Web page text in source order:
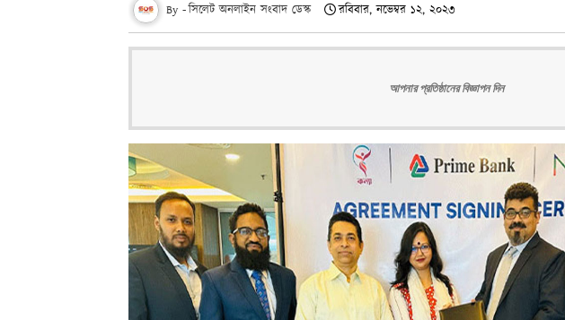
সিলেট অনলাইন সংবাদ ডেস্ক রবিবার, নভেম্বর ১২, ২০২৩
আপনার প্রতিষ্ঠানের বিজ্ঞাপন দিন